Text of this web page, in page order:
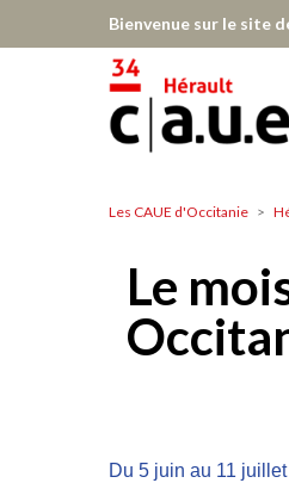
Bienvenue sur le site
Hérault
Les CAUE d'Occitanie
Le
Du 5 juin au 11